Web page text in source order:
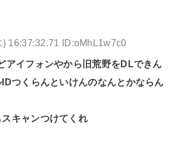
16:37:32.71 ID:oMhL1w7c0
アイフォンやから旧荒野をDLできん
つくらんといけんのなんとかならん
キャンつけてくれ